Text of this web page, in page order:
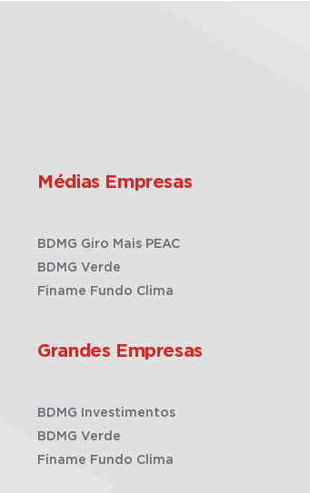
Médias Empresas
BDMG Giro Mais PEAC
BDMG Verde
Finame Fundo Clima
Grandes Empresas
BDMG Investimentos
BDMG Verde
Finame Fundo Clima